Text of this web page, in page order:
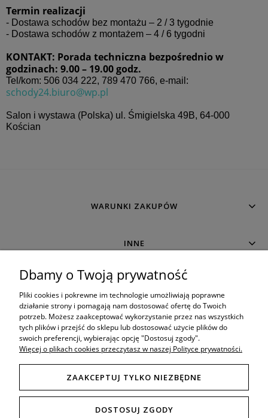
Termin realizacji
- Dostawa schodów bez montażu – 2 / 3 tygodnie
- Dostawa schodów z montażem – 4 / 6 tygodni
KONTAKT: Porada techniczna bezpośrednio w
godzinach: 9.00 – 19.00 godz.
Tel/kom: 506 034 222, 789 470 766, e-mail:
schody24.biuro@wp.pl
Salon i wystawa (Polska) ul. Śmigielska 49B, 64-000
Kościan
WARUNKI ZAKUPÓW
INNE
MOJE KONTO
O SKLEPIE
Tel. mobil: 506 034 222,789 470 766
Dbamy o Twoją prywatność
Pliki cookies i pokrewne im technologie umożliwiają poprawne
działanie strony i pomagają nam dostosować ofertę do Twoich
potrzeb. Możesz zaakceptować wykorzystanie przez nas wszystkich
tych plików i przejść do sklepu lub dostosować użycie plików do
swoich preferencji, wybierając opcję "Dostosuj zgody".
Więcej o plikach cookies przeczytasz w naszej Polityce prywatności.
ZAAKCEPTUJ TYLKO NIEZBĘDNE
DOSTOSUJ ZGODY